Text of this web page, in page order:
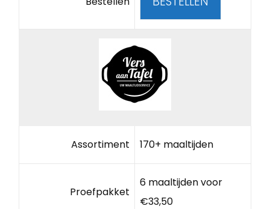
Assortiment 170+ maaltijden
Proefpakket
6 maaltijden voor
€33,50